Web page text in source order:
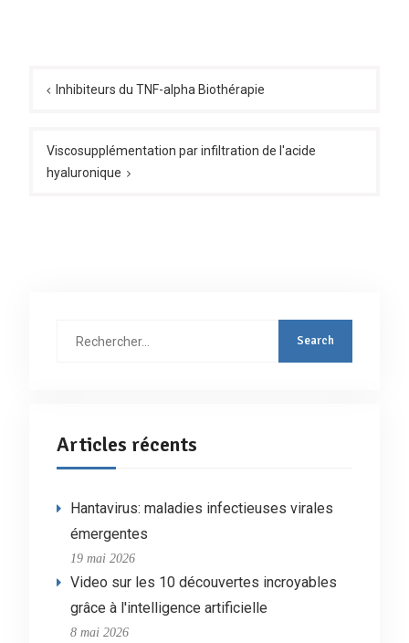
de
Inhibiteurs du TNF-alpha Biothérapie
Viscosupplémentation par infiltration de l'acide
hyaluronique
Articles récents
Hantavirus: maladies infectieuses virales
émergentes
19 mai 2026
Video sur les 10 découvertes incroyables
grâce à l'intelligence artificielle
8 mai 2026